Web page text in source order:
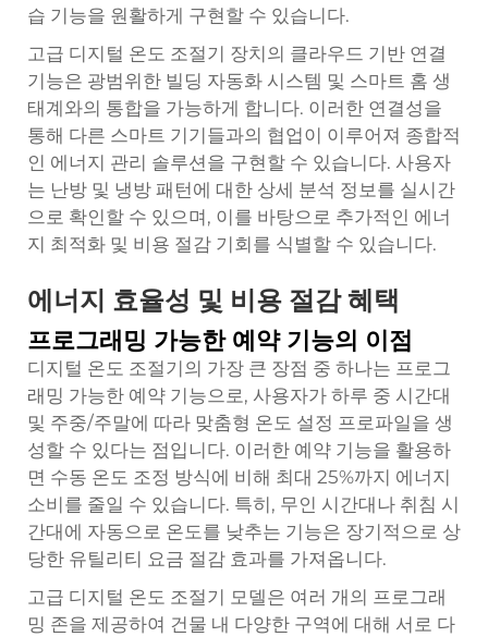
습 기능을 원활하게 구현할 수 있습니다.
고급 디지털 온도 조절기 장치의 클라우드 기반 연결
기능은 광범위한 빌딩 자동화 시스템 및 스마트 홈 생
태계와의 통합을 가능하게 합니다. 이러한 연결성을
통해 다른 스마트 기기들과의 협업이 이루어져 종합적
인 에너지 관리 솔루션을 구현할 수 있습니다. 사용자
는 난방 및 냉방 패턴에 대한 상세 분석 정보를 실시간
으로 확인할 수 있으며, 이를 바탕으로 추가적인 에너
지 최적화 및 비용 절감 기회를 식별할 수 있습니다.
에너지 효율성 및 비용 절감 혜택
프로그래밍 가능한 예약 기능의 이점
디지털 온도 조절기의 가장 큰 장점 중 하나는 프로그
래밍 가능한 예약 기능으로, 사용자가 하루 중 시간대
및 주중/주말에 따라 맞춤형 온도 설정 프로파일을 생
성할 수 있다는 점입니다. 이러한 예약 기능을 활용하
면 수동 온도 조정 방식에 비해 최대 25%까지 에너지
소비를 줄일 수 있습니다. 특히, 무인 시간대나 취침 시
간대에 자동으로 온도를 낮추는 기능은 장기적으로 상
당한 유틸리티 요금 절감 효과를 가져옵니다.
고급 디지털 온도 조절기 모델은 여러 개의 프로그래
밍 존을 제공하여 건물 내 다양한 구역에 대해 서로 다